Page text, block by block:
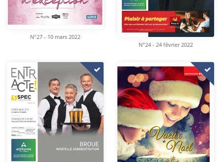
N°27 - 10 mars 2022
N°24 - 24 février 2022